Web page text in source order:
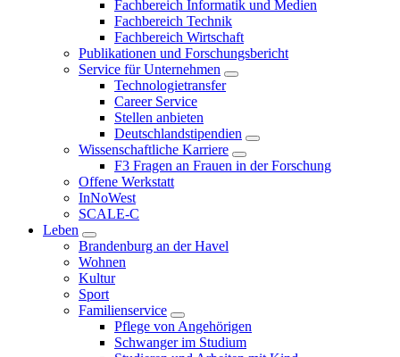
Fachbereich Informatik und Medien
Fachbereich Technik
Fachbereich Wirtschaft
Publikationen und Forschungsbericht
Service für Unternehmen
Technologietransfer
Career Service
Stellen anbieten
Deutschlandstipendien
Wissenschaftliche Karriere
F3 Fragen an Frauen in der Forschung
Offene Werkstatt
InNoWest
SCALE-C
Leben
Brandenburg an der Havel
Wohnen
Kultur
Sport
Familienservice
Pflege von Angehörigen
Schwanger im Studium